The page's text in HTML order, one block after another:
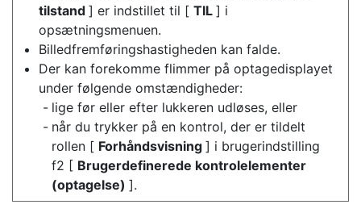
tilstand ] er indstillet til [ TIL ] i
opsætningsmenuen.
Billedfremføringshastigheden kan falde.
Der kan forekomme flimmer på optagedisplayet
under følgende omstændigheder:
lige før eller efter lukkeren udløses, eller
når du trykker på en kontrol, der er tildelt
rollen [ Forhåndsvisning ] i brugerindstilling
f2 [ Brugerdefinerede kontrolelementer
(optagelse) ].